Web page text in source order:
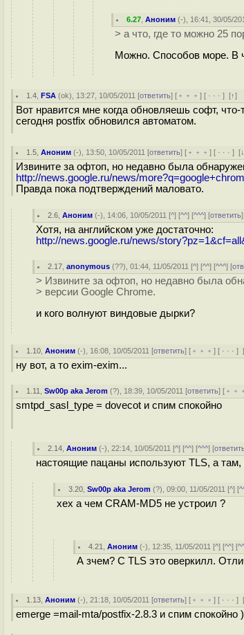
6.27 ,Аноним (-), 16:41, 30/05/
> а что, где то можно 25
Можно. Способов море. В
1.4 ,FSA (ok), 13:27, 10/05/2011 [ответить] [ ﹢﹢﹢] [ · · ·][↑]
Вот нравится мне когда обновляешь софт,
сегодня postfix обновился автоматом.
1.5 ,Аноним (-), 13:50, 10/05/2011 [ответить] [ ﹢﹢﹢] [ · · ·][
Извините за офтоп, но недавно была
http://news.google.ru/news/
Правда пока подтверждений маловато.
2.6 ,Аноним (-), 14:06, 10/05/2011 [^] [^^] [^^^] [ответить]
Хотя, на английском уже достаточно:
http://news.google.ru/news/
2.17 ,anonymous (??), 01:44, 11/05/2011 [^] [^^] [^^^] [
> Извините за офтоп, но недавно была
> версии Google Chrome.
и кого волнуют виндовые дырки?
1.10 ,Аноним (-), 16:08, 10/05/2011 [ответить] [ ﹢﹢﹢] [ · · ·][
ну вот, а то exim-exim...
1.11 ,Sw00p aka Jerom (?), 18:39, 10/05/2011 [ответить] [
smtpd_sasl_type = dovecot и спим спокойно
2.14 ,Аноним (-), 22:14, 10/05/2011 [^] [^^] [^^^] [
настоящие пацаны используют TLS, а
3.20 ,Sw00p aka Jerom (?), 09:00, 11/05/2011 [^] [
хех а чем CRAM-MD5 не устроил ?
4.21 ,Аноним (-), 12:35, 11/05/2011 [^] [^^] [
А зчем? C TLS это оверкилл.
1.13 ,Аноним (-), 21:18, 10/05/2011 [ответить] [ ﹢﹢﹢] [ · · ·][
emerge =mail-mta/postfix-2.8.3 и спим спокойно )